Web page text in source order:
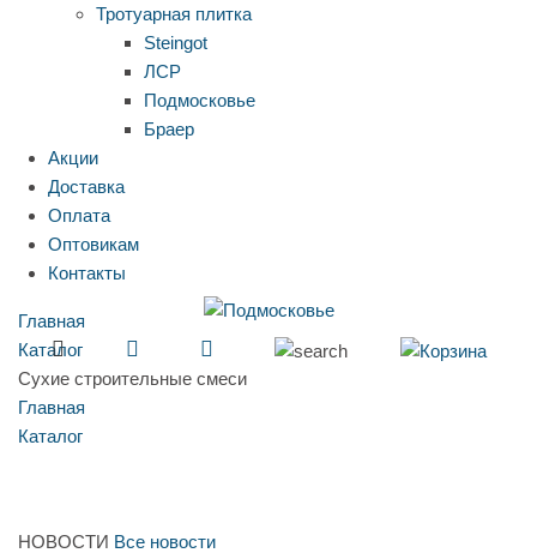
Тротуарная плитка
Steingot
ЛСР
Подмосковье
Браер
Акции
Доставка
Оплата
Оптовикам
Контакты
Главная
Каталог
Сухие строительные смеси
Главная
Каталог
НОВОСТИ Все новости